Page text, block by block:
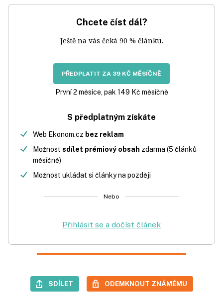
Chcete číst dál?
Ještě na vás čeká 90 % článku.
PŘEDPLATIT ZA 39 KČ MĚSÍČNĚ
První 2 měsíce, pak 149 Kč měsíčně
S předplatným získáte
Web Ekonom.cz bez reklam
Možnost sdílet prémiový obsah zdarma (5 článků
měsíčně)
Možnost ukládat si články na později
Nebo
Přihlásit se a dočíst článek
SDÍLET ODEMKNOUT ZNÁMÉMU